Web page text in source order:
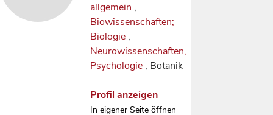
allgemein ,
Biowissenschaften;
Biologie ,
Neurowissenschaften,
Psychologie , Botanik
Profil anzeigen
In eigener Seite öffnen